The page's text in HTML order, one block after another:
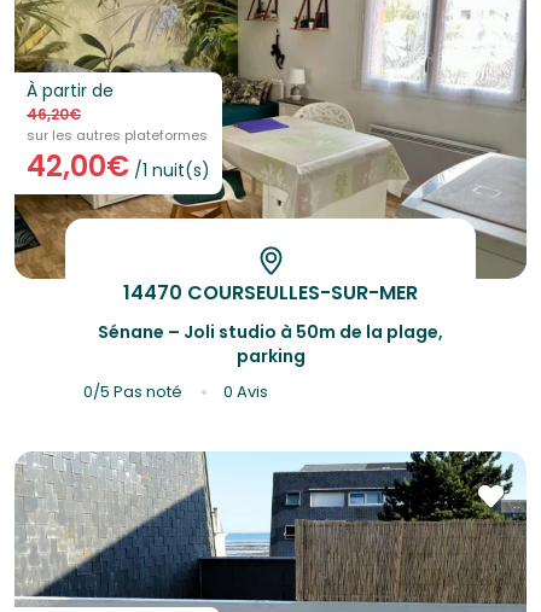
À partir de
46,20€
sur les autres plateformes
42,00€ /1 nuit(s)
Sénane – Joli studio à 50m de la plage,
parking
14470 COURSEULLES-SUR-MER
0/5Pas noté 0 Avis